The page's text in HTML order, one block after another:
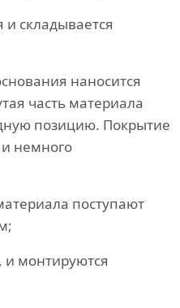
и складывается
наносится
часть материала
позицию. Покрытие
немного
поступают
монтируются